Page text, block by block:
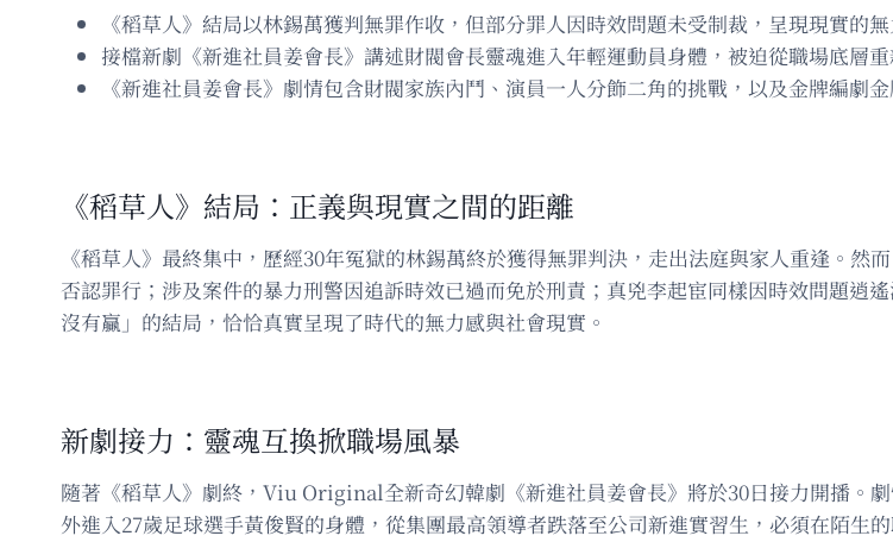
《稻草人》結局以林錫萬獲判無罪作收，但部分罪人因時效問題未受制裁，呈現現實的無
接檔新劇《新進社員姜會長》講述財閥會長靈魂進入年輕運動員身體，被迫從職場底層重
《新進社員姜會長》劇情包含財閥家族內鬥、演員一人分飾二角的挑戰，以及金牌編劇
《稻草人》結局：正義與現實之間的距離
《稻草人》最終集中，歷經30年冤獄的林錫萬終於獲得無罪判決，走出法庭與家人重逢。
否認罪行；涉及案件的暴力刑警因追訴時效已過而免於刑責；真兇李起宦同樣因時效問題逍
沒有贏」的結局，恰恰真實呈現了時代的無力感與社會現實。
新劇接力：靈魂互換掀職場風暴
隨著《稻草人》劇終，Viu Original全新奇幻韓劇《新進社員姜會長》將於30日接力開播。
外進入27歲足球選手黃俊賢的身體，從集團最高領導者跌落至公司新進實習生，必須在陌生